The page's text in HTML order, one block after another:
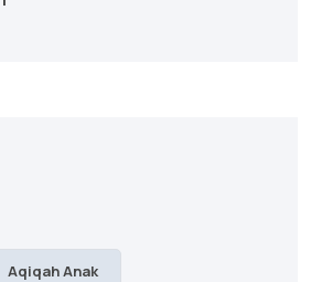
Aqiqah Anak